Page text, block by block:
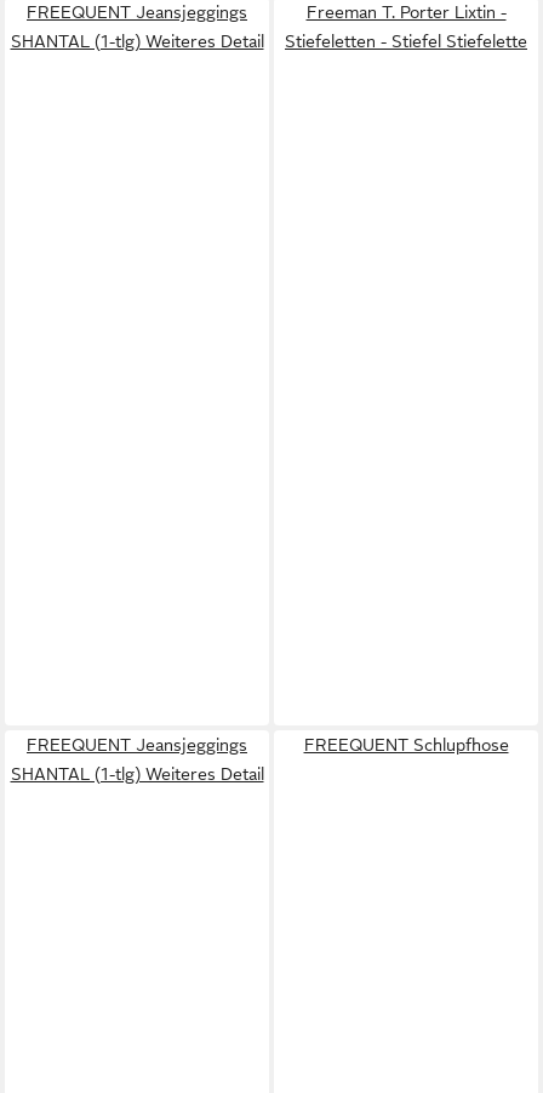
FREEQUENT Jeansjeggings
SHANTAL (1-tlg) Weiteres Detail
Freeman T. Porter Lixtin -
Stiefeletten - Stiefel Stiefelette
FREEQUENT Jeansjeggings
SHANTAL (1-tlg) Weiteres Detail
FREEQUENT Schlupfhose